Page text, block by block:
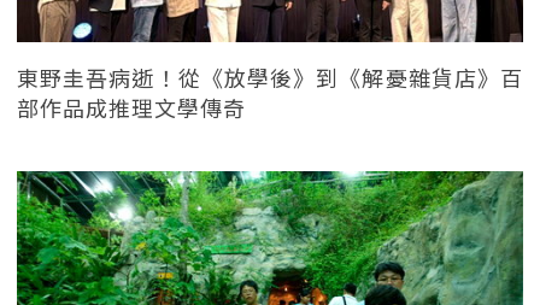
東野圭吾病逝！從《放學後》到《解憂雜貨店》百
部作品成推理文學傳奇